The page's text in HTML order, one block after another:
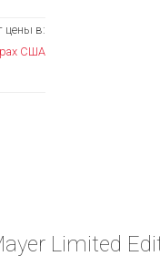
цены в:
США
Limited